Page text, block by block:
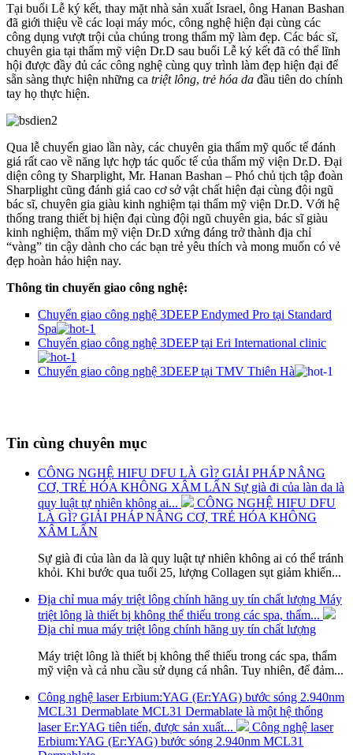
Tại buổi Lễ ký kết, thay mặt nhà sản xuất Israel, ông Hanan Bashan
đã giới thiệu về các loại máy móc, công nghệ hiện đại cùng các
công dụng vượt trội của chúng trong thẩm mỹ làm đẹp. Các bác sĩ,
chuyên gia tại thẩm mỹ viện Dr.D sau buổi Lễ ký kết đã có thể lĩnh
hội được đầy đủ các công nghệ cùng quy trình làm đẹp hiện đại để
sẵn sàng thực hiện những ca triệt lông, trẻ hóa da đầu tiên do chính
tay họ thực hiện.
Qua lễ chuyển giao lần này, các chuyên gia thẩm mỹ quốc tế đánh
giá rất cao về năng lực hợp tác quốc tế của thẩm mỹ viện Dr.D. Đại
diện công ty Sharplight, Mr. Hanan Bashan – Phó chủ tịch tập đoàn
Sharplight cũng đánh giá cao cơ sở vật chất hiện đại cùng đội ngũ
bác sĩ, chuyên gia giàu kinh nghiệm tại thẩm mỹ viện Dr.D. Với hệ
thống trang thiết bị hiện đại cùng đội ngũ chuyên gia, bác sĩ giàu
kinh nghiệm, thẩm mỹ viện Dr.D xứng đáng trở thành địa chỉ
“vàng” tin cậy dành cho các bạn trẻ yêu thích và mong muốn có vẻ
đẹp hoàn hảo hiện nay.
Thông tin chuyển giao công nghệ:
Chuyển giao công nghệ 3DEEP Endymed Pro tại Standard
Spa
Chuyển giao công nghệ 3DEEP tại Eri International clinic
Chuyển giao công nghệ 3DEEP tại TMV Thiên Hà
Tin cùng chuyên mục
CÔNG NGHỆ HIFU DFU LÀ GÌ? GIẢI PHÁP NÂNG
CƠ, TRẺ HÓA KHÔNG XÂM LẤN Sự già đi của làn da là
quy luật tự nhiên không ai...
CÔNG NGHỆ HIFU DFU
LÀ GÌ? GIẢI PHÁP NÂNG CƠ, TRẺ HÓA KHÔNG
XÂM LẤN
Sự già đi của làn da là quy luật tự nhiên không ai có thể tránh
khỏi. Khi bước qua tuổi 25, lượng Collagen sụt giảm khiến...
Địa chỉ mua máy triệt lông chính hãng uy tín chất lượng Máy
triệt lông là thiết bị không thể thiếu trong các spa, thẩm...
Địa chỉ mua máy triệt lông chính hãng uy tín chất lượng
Máy triệt lông là thiết bị không thể thiếu trong các spa, thẩm
mỹ viện và cả nhu cầu sử dụng cá nhân. Tuy nhiên, để đảm...
Công nghệ laser Erbium:YAG (Er:YAG) bước sóng 2.940nm
MCL31 Dermablate MCL31 Dermablate là một hệ thống
laser Er:YAG tiên tiến, được sản xuất...
Công nghệ laser
Erbium:YAG (Er:YAG) bước sóng 2.940nm MCL31